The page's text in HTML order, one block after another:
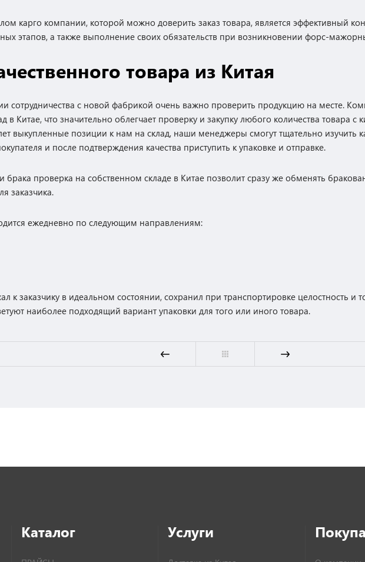
карго компании, которой можно доверить заказ товара, является эффективный
этапов, а также выполнение своих обязательств при возникновении форс-
товара из Китая
сотрудничества с новой фабрикой очень важно проверить продукцию на месте.
в Китае, что значительно облегчает проверку и закупку любого количества товара с
выкупленные позиции к нам на склад, наши менеджеры смогут тщательно изучить
и после подтверждения качества приступить к упаковке и отправке.
проверка на собственном складе в Китае позволит сразу же обменять
заказчика.
ежедневно по следующим направлениям:
к заказчику в идеальном состоянии, сохранил при транспортировке целостность
наиболее подходящий вариант упаковки для того или иного товара.
Каталог Услуги